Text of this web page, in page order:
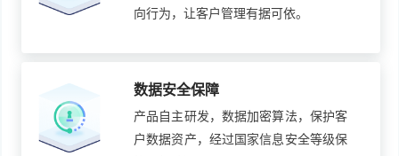
向行为，让客户管理有据可依。
数据安全保障
产品自主研发，数据加密算法，保护客
户数据资产，经过国家信息安全等级保